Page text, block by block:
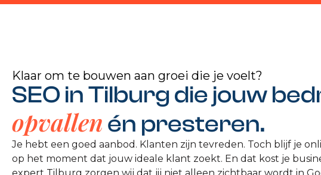
Klaar om te bouwen aan groei die je voelt?
SEO in Tilburg die jouw
opvallen én presteren.
Je hebt een goed aanbod. Klanten zijn tevreden. Toch blijf je
op het moment dat jouw ideale klant zoekt. En dat kost je